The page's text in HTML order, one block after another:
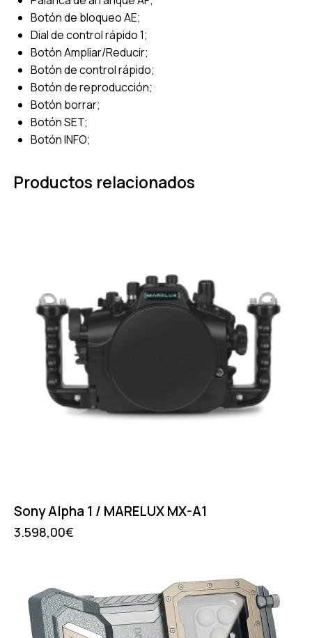
Botón de bloqueo AE;
Dial de control rápido 1;
Botón Ampliar/Reducir;
Botón de control rápido;
Botón de reproducción;
Botón borrar;
Botón SET;
Botón INFO;
Productos relacionados
Sony Alpha 1 / MARELUX MX-A1
3.598,00€